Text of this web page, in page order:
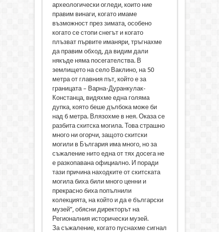
археологически огледи, които ние
правим винаги, когато имаме
възможност през зимата, особено
когато се стопи снегът и когато
плъзват първите иманяри, тръгнахме
да правим обход, да видим дали
някъде няма посегателства. В
землището на село Ваклино, на 50
метра от главния път, който е за
границата – Варна-Дуранкулак-
Констанца, видяхме една голяма
дупка, която беше дълбока може би
над 6 метра. Влязохме в нея. Оказа се
разбита скитска могила. Това страшно
много ни огорчи, защото скитски
могили в България има много, но за
съжаление нито една от тях досега не
е разкопавана официално. И поради
тази причина находките от скитската
могила биха били много ценни и
прекрасно биха попълнили
колекцията, на който и да е български
музей”, обясни директорът на
Регионалния исторически музей.
За съжаление, когато пуснахме сигнал